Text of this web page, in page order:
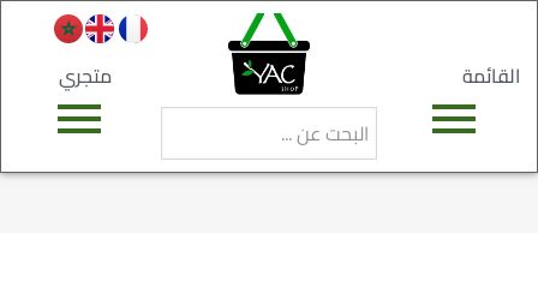
القائمة متجري